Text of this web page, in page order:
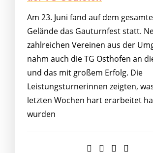
Am 23. Juni fand auf dem
Gelände das Gauturnfest statt.
zahlreichen Vereinen aus der
nahm auch die TG Osthofen an
und das mit großem Erfolg. Die
Leistungsturnerinnen zeigten,
letzten Wochen hart erarbeitet
wurden